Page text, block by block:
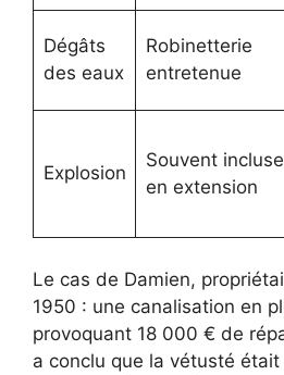
Dégâts
des eaux
Robinetterie
entretenue
Explosion
Souvent incluse
en extension
Le cas de Damien,
1950 : une canalisation en
provoquant 18 000 € de
a conclu que la vétusté était